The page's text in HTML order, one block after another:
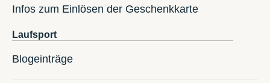
Infos zum Einlösen der Geschenkkarte
Laufsport
Blogeinträge